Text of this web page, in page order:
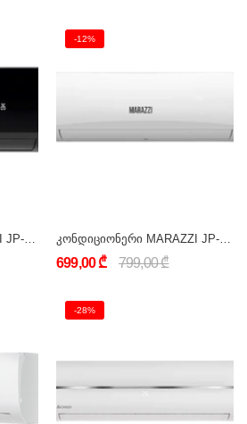
-12%
699,00 ₾ 799,00 ₾
-28%